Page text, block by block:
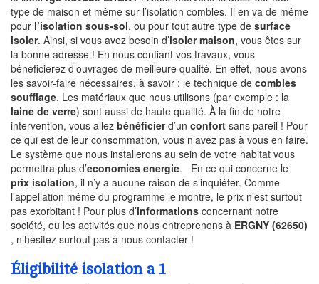
type de maison et même sur l’isolation combles. Il en va de même
pour l’isolation sous-sol, ou pour tout autre type de surface
isoler. Ainsi, si vous avez besoin d’isoler maison, vous êtes sur
la bonne adresse ! En nous confiant vos travaux, vous
bénéficierez d’ouvrages de meilleure qualité. En effet, nous avons
les savoir-faire nécessaires, à savoir : le technique de combles
soufflage. Les matériaux que nous utilisons (par exemple : la
laine de verre) sont aussi de haute qualité. À la fin de notre
intervention, vous allez bénéficierd’un confort sans pareil ! Pour
ce qui est de leur consommation, vous n’avez pas à vous en faire.
Le système que nous installerons au sein de votre habitat vous
permettra plus d’economies energie. En ce qui concerne le
prix isolation, il n’y a aucune raison de s’inquiéter. Comme
l’appellation même du programme le montre, le prix n’est surtout
pas exorbitant ! Pour plus d’informations concernant notre
société, ou les activités que nous entreprenons à ERGNY (62650)
, n’hésitez surtout pas à nous contacter !
Éligibilité isolation a 1